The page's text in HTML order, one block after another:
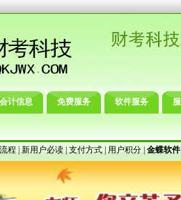
会计信息 免费服务 软件服务
程|新用户必读|支付方式|用户积分|金蝶软件